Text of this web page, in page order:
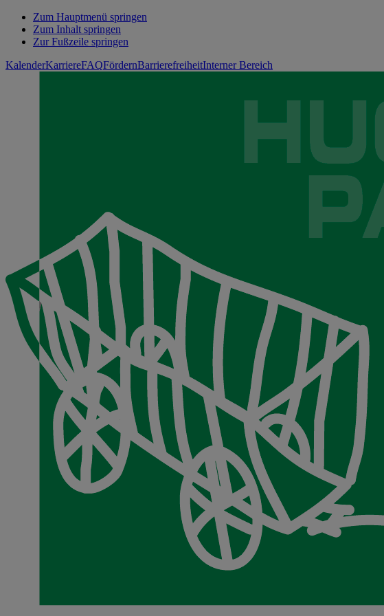
Zum Hauptmenü springen
Zum Inhalt springen
Zur Fußzeile springen
KalenderKarriereFAQFördernBarrierefreiheitInterner Bereich